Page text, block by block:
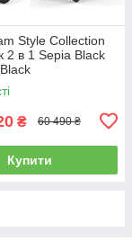
Style Collection
2 в 1 Sepia Black
₴ 60 490 ₴
Купити